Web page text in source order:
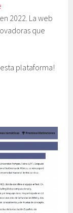
2022. La web
que
plataforma!